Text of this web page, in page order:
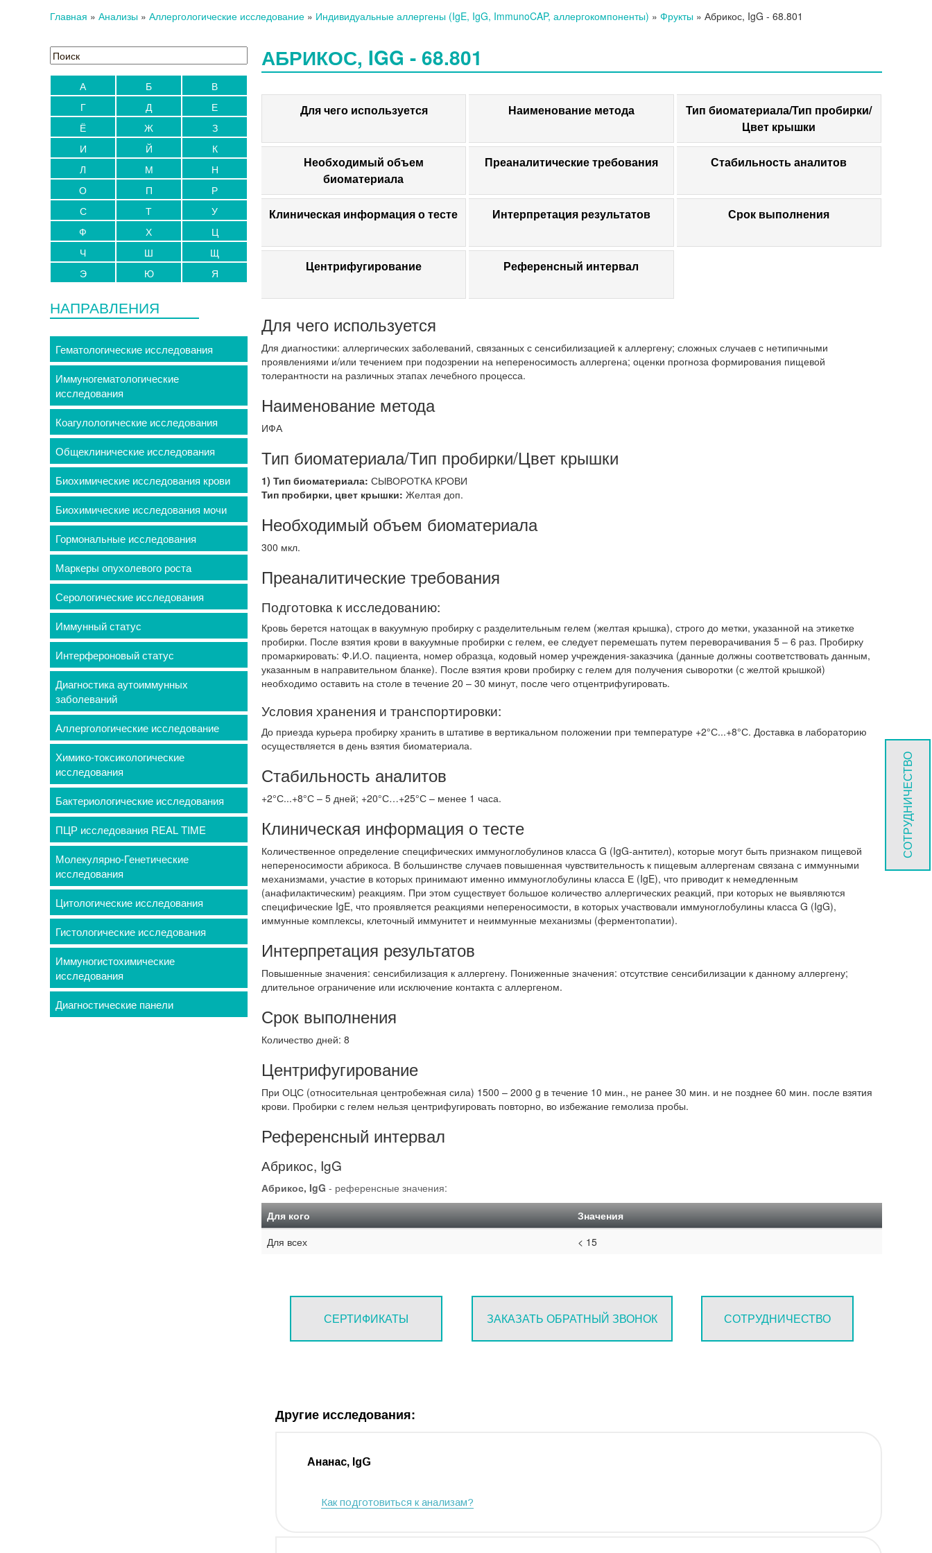
Главная » Анализы » Аллергологические исследование » Индивидуальные аллергены (IgE, IgG, ImmunoCAP, аллергокомпоненты) » Фрукты » Абрикос, IgG - 68.801
А Б
В
Г
Д
Е
Ё
Ж
З
И
Й
К
Л
М
Н
О
П
Р
С
Т
У
Ф
Х
Ц
Ч
Ш
Щ
Э
Ю Я
НАПРАВЛЕНИЯ
Гематологические исследования
Иммуногематологические
исследования
Коагулологические исследования
Общеклинические исследования
Биохимические исследования крови
Биохимические исследования мочи
Гормональные исследования
Маркеры опухолевого роста
Серологические исследования
Иммунный статус
Интерфероновый статус
Диагностика аутоиммунных
заболеваний
Аллергологические исследование
Химико-токсикологические
исследования
Бактериологические исследования
ПЦР исследования REAL TIME
Молекулярно-Генетические
исследования
Цитологические исследования
Гистологические исследования
Иммуногистохимические
исследования
Диагностические панели
АБРИКОС, IGG - 68.801
Для чего используется Наименование метода
Тип биоматериала/Тип пробирки/
Цвет крышки
Необходимый объем
биоматериала
Преаналитические требования Стабильность аналитов
Клиническая информация о тесте Интерпретация результатов Срок выполнения
Центрифугирование Референсный интервал
Для чего используется
Для диагностики: аллергических заболеваний, связанных с сенсибилизацией к аллергену; сложных случаев с нетипичными
проявлениями и/или течением при подозрении на непереносимость аллергена; оценки прогноза формирования пищевой
толерантности на различных этапах лечебного процесса.
Наименование метода
ИФА
Тип биоматериала/Тип пробирки/Цвет крышки
1) Тип биоматериала: СЫВОРОТКА КРОВИ
Тип пробирки, цвет крышки: Желтая доп.
Необходимый объем биоматериала
300 мкл.
Преаналитические требования
Подготовка к исследованию:
Кровь берется натощак в вакуумную пробирку с разделительным гелем (желтая крышка), строго до метки, указанной на этикетке
пробирки. После взятия крови в вакуумные пробирки с гелем, ее следует перемешать путем переворачивания 5 – 6 раз. Пробирку
промаркировать: Ф.И.О. пациента, номер образца, кодовый номер учреждения-заказчика (данные должны соответствовать данным,
указанным в направительном бланке). После взятия крови пробирку с гелем для получения сыворотки (с желтой крышкой)
необходимо оставить на столе в течение 20 – 30 минут, после чего отцентрифугировать.
Условия хранения и транспортировки:
До приезда курьера пробирку хранить в штативе в вертикальном положении при температуре +2°С...+8°С. Доставка в лабораторию
осуществляется в день взятия биоматериала.
Стабильность аналитов
+2°С...+8°С – 5 дней; +20°С…+25°С – менее 1 часа.
Клиническая информация о тесте
Количественное определение специфических иммуноглобулинов класса G (IgG-антител), которые могут быть признаком пищевой
непереносимости абрикоса. В большинстве случаев повышенная чувствительность к пищевым аллергенам связана с иммунными
механизмами, участие в которых принимают именно иммуноглобулины класса Е (IgE), что приводит к немедленным
(анафилактическим) реакциям. При этом существует большое количество аллергических реакций, при которых не выявляются
специфические IgE, что проявляется реакциями непереносимости, в которых участвовали иммуноглобулины класса G (IgG),
иммунные комплексы, клеточный иммунитет и неиммунные механизмы (ферментопатии).
Интерпретация результатов
Повышенные значения: сенсибилизация к аллергену. Пониженные значения: отсутствие сенсибилизации к данному аллергену;
длительное ограничение или исключение контакта с аллергеном.
Срок выполнения
Количество дней: 8
Центрифугирование
При ОЦС (относительная центробежная сила) 1500 – 2000 g в течение 10 мин., не ранее 30 мин. и не позднее 60 мин. после взятия
крови. Пробирки с гелем нельзя центрифугировать повторно, во избежание гемолиза пробы.
Референсный интервал
Абрикос, IgG
Абрикос, IgG - референсные значения:
Для кого
Значения
Для всех
< 15
СЕРТИФИКАТЫ ЗАКАЗАТЬ ОБРАТНЫЙ ЗВОНОК СОТРУДНИЧЕСТВО
Другие исследования:
Ананас, IgG
Как подготовиться к анализам?
СОТРУДНИЧЕСТВО